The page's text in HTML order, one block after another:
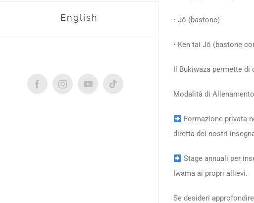
English
FacebookInstagramYouTubeTiktok
• Jō (bastone)
• Ken tai Jō (bastone
Il Bukiwaza permette di
Modalità di Allenamento
Formazione privata
diretta dei nostri
Stage annuali per
Iwama ai propri allievi.
Se desideri